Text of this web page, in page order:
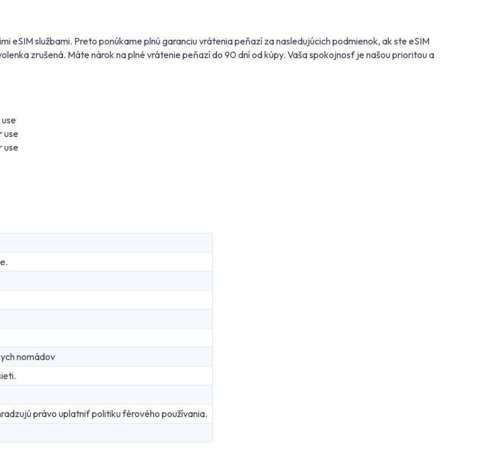
eSIM službami. Preto ponúkame plnú garanciu vrátenia peňazí za nasledujúcich podmienok, ak ste eSIM
zrušená. Máte nárok na plné vrátenie peňazí do 90 dní od kúpy. Vaša spokojnosť je našou prioritou a
use
use
nomádov
právo uplatniť politiku férového používania.